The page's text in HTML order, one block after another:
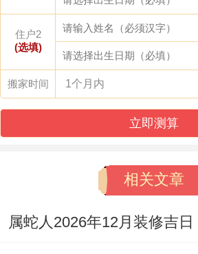
【九星吉凶】六白-青龙星（
✓强效匹配：入宅移徙、安
✓附加吉兆：祈福求嗣、挂
财位:西方（宜摆放金属摆
住户2
(选填)
搬家时间
立即测算
相关文章